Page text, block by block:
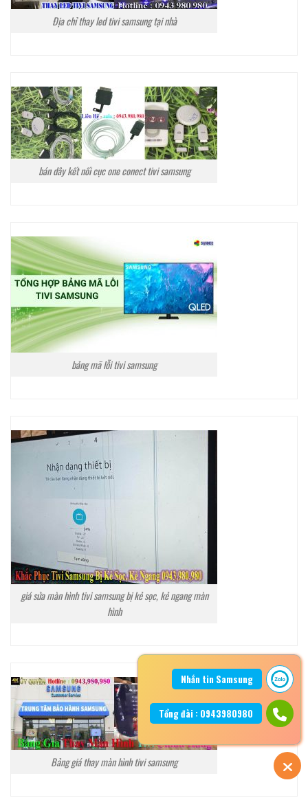
Địa chỉ thay led tivi samsung tại nhà
bán dây kết nối cục one conect tivi samsung
bảng mã lỗi tivi samsung
giá sửa màn hình tivi samsung bị kẻ sọc, kẻ ngang màn
hình
Bảng giá thay màn hình tivi samsung
Nhắn tin Samsung
Tổng đài : 0943980980